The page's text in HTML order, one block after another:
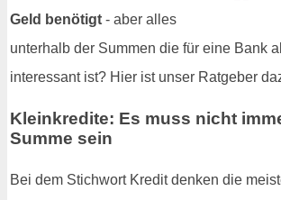
Geld benötigt - aber alles
unterhalb der Summen die für eine Bank
interessant ist? Hier ist unser Ratgeber
Kleinkredite: Es muss nicht
Summe sein
Bei dem Stichwort Kredit denken die